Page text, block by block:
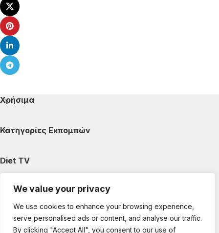
We value your privacy
We use cookies to enhance your browsing experience,
serve personalised ads or content, and analyse our traffic.
By clicking "Accept All", you consent to our use of
Χρήσιμα
Κατηγορίες Εκπομπών
Diet TV
Κατηγορίες Άρθρων
Ακολουθήστε μας